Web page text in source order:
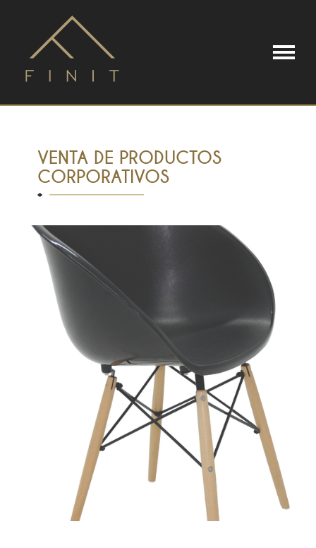
VENTA DE PRODUCTOS
CORPORATIVOS